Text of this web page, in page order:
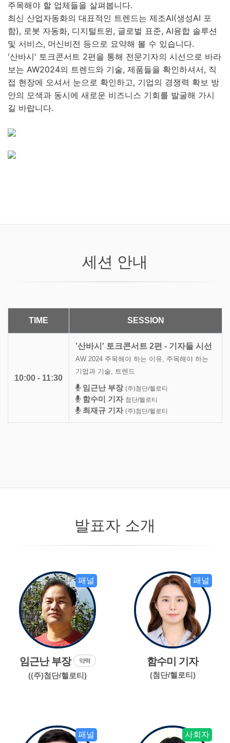
주목해야 할 업체들을 살펴봅니다.
최신 산업자동화의 대표적인 트렌드는 제조AI(생성AI 포
함), 로봇 자동화, 디지털트윈, 글로벌 표준, AI융합 솔루션
및 서비스, 머신비전 등으로 요약해 볼 수 있습니다.
'산바시' 토크콘서트 2편을 통해 전문기자의 시선으로 바라
보는 AW2024의 트렌드와 기술, 제품들을 확인하셔서, 직
접 현장에 오셔서 눈으로 확인하고, 기업의 경쟁력 확보 방
안의 모색과 동시에 새로운 비즈니스 기회를 발굴해 가시
길 바랍니다.
세션 안내
TIME SESSION
10:00 - 11:30
'산바시' 토크콘서트 2편 - 기자들 시선
AW 2024 주목해야 하는 이유, 주목해야 하는
기업과 기술, 트렌드
임근난 부장 (주)첨단/헬로티
함수미 기자 첨단/헬로티
최재규 기자 (주)첨단/헬로티
발표자 소개
패널
임근난 부장 약력
((주)첨단/헬로티)
패널
함수미 기자
(첨단/헬로티)
패널 사회자